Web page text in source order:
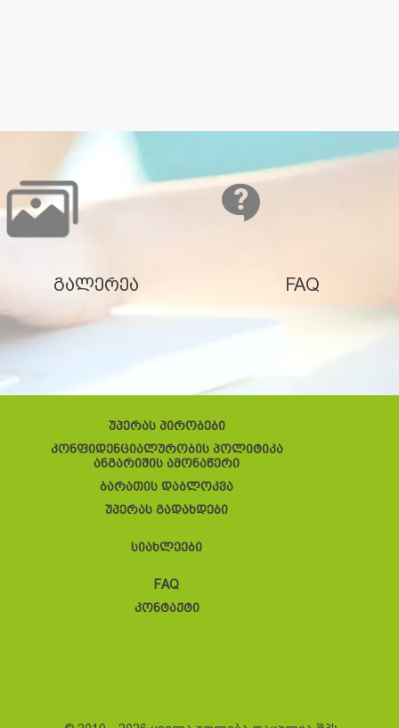
გალერეა FAQ
უპერას პირობები
კონფიდენციალურობის პოლიტიკა
ანგარიშის ამონაწერი
ბარათის დაბლოკვა
უპერას გადახდები
სიახლეები
FAQ
კონტაქტი